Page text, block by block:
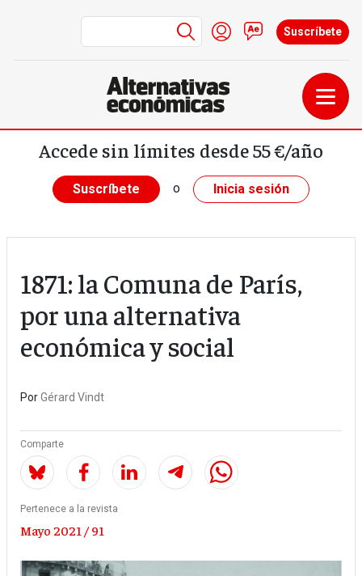
Pasar al contenido principal
Menú de cuenta de
Iniciar sesión
Contacto
Suscríbete
Accede sin límites desde 55 €/año
Suscríbete o Inicia sesión
1871: la Comuna de París,
por una alternativa
económica y social
PorGérard Vindt
Comparte
Pertenece a la revista
Mayo 2021 / 91